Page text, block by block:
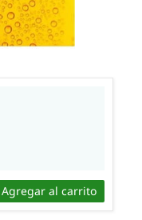
Agregar al carrito